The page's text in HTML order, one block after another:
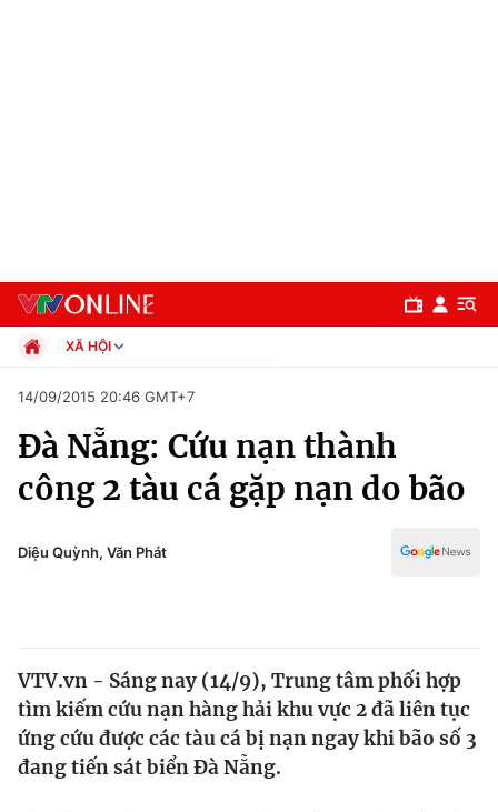
Chuyên mục
Chính trị
Xã hội
Y tế
Thế giới
XÃ HỘI
Xã hội
Pháp luật
Thể thao
Văn hóa - Giải trí
Giáo dục
14/09/2015 20:46 GMT+7
Đà Nẵng: Cứu nạn thành
công 2 tàu cá gặp nạn do bão
Diệu Quỳnh, Văn Phát
VTV.vn - Sáng nay (14/9), Trung tâm phối hợp
tìm kiếm cứu nạn hàng hải khu vực 2 đã liên tục
ứng cứu được các tàu cá bị nạn ngay khi bão số 3
đang tiến sát biển Đà Nẵng.